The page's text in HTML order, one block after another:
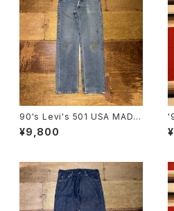
90's Levi's 501 USA MADE
SIZE:31×31
¥9,800